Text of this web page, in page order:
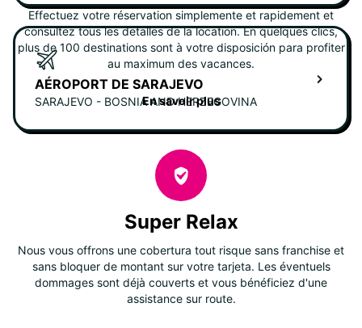
AÉROPORT DE SARAJEVO
SARAJEVO - BOSNIA AND HERZEGOVINA
Effectuez votre réservation simplemente et rapidement et
consultez tous les detalles de la location. En quelques clics,
plus de 100 destinations sont à votre disposición para profiter
au maximum des vacances.
En savoir plus
Super Relax
Nous vous offrons une cobertura tout risque sans franchise et
sans bloquer de montant sur votre tarjeta. Les éventuels
dommages sont déjà couverts et vous bénéficiez d'une
assistance sur route.